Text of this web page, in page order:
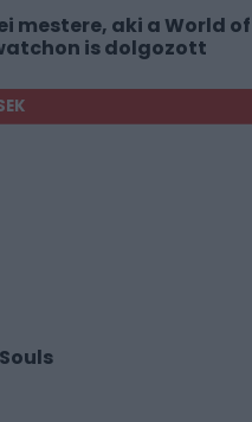
mestere, aki a World of
is dolgozott